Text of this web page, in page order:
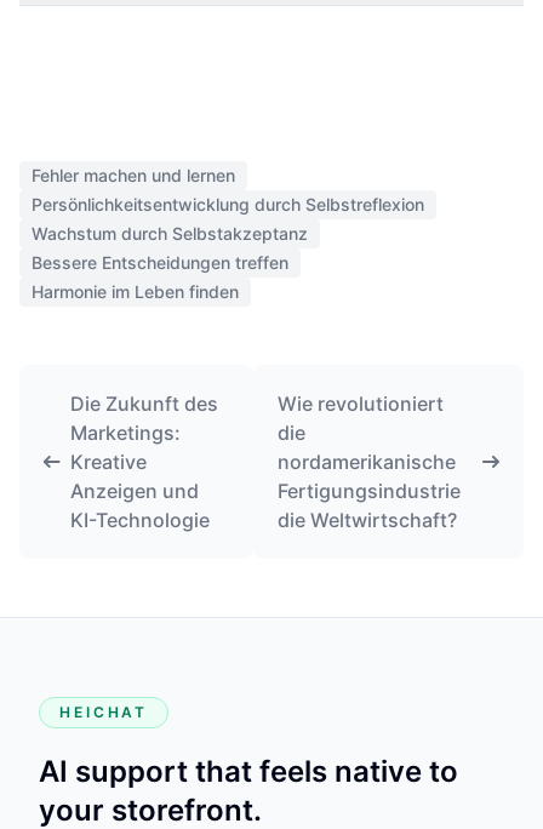
Fehler machen und lernen
Persönlichkeitsentwicklung durch Selbstreflexion
Wachstum durch Selbstakzeptanz
Bessere Entscheidungen treffen
Harmonie im Leben finden
Die Zukunft des
Marketings:
Kreative
Anzeigen und
KI-Technologie
Wie revolutioniert
die
nordamerikanische
Fertigungsindustrie
die Weltwirtschaft?
HEICHAT
AI support that feels native to
your storefront.